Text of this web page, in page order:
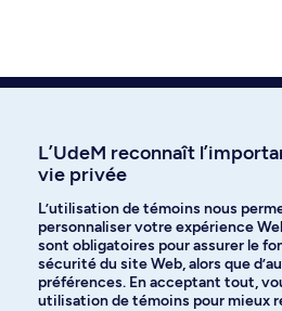
Prenez une longueur
sujet
Voyez les thèses ou mémoires
L’UdeM reconnaît
vie privée
L’utilisation de témoins nous
personnaliser votre expérience
sont obligatoires pour assurer le
sécurité du site Web, alors que
préférences. En acceptant tout,
utilisation de témoins pour mieux